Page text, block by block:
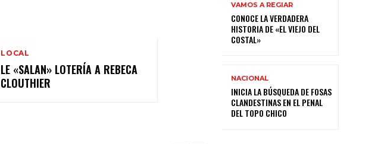
LOCAL
LE «SALAN» LOTERÍA A REBECA
CLOUTHIER
VAMOS A REGIAR
CONOCE LA VERDADERA
HISTORIA DE «EL VIEJO DEL
COSTAL»
NACIONAL
INICIA LA BÚSQUEDA DE FOSAS
CLANDESTINAS EN EL PENAL
DEL TOPO CHICO